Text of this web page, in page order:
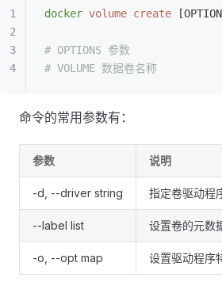
docker volume create
# OPTIONS 参数
# VOLUME 数据卷名称
命令的常用参数有：
参数 说明
-d, --driver string 指定卷驱动程
--label list 设置卷的元数
-o, --opt map 设置驱动程序